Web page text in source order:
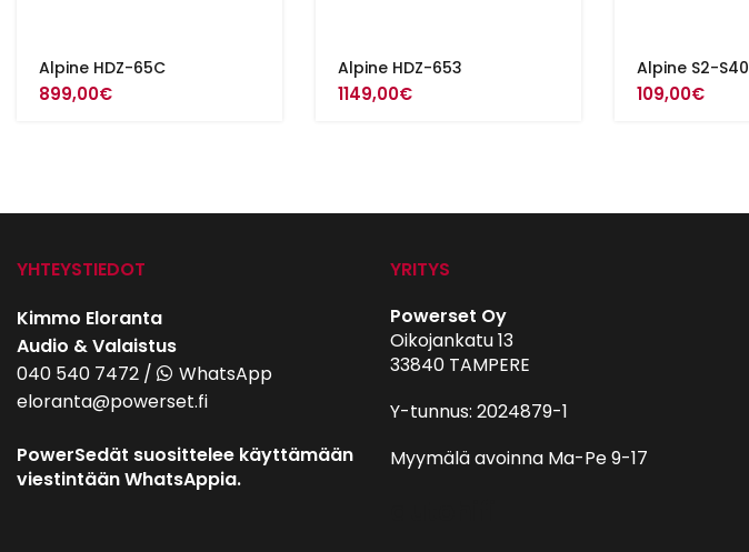
Alpine HDZ-65C
899,00€
Alpine HDZ-653
1149,00€
Alpine S2-S40
109,00€
YHTEYSTIEDOT
Kimmo Eloranta
Audio & Valaistus
040 540 7472 /
WhatsApp
eloranta@powerset.fi
PowerSedät suosittelee käyttämään
viestintään WhatsAppia.
YRITYS
Powerset Oy
Oikojankatu 13
33840 TAMPERE
Y-tunnus: 2024879-1
Myymälä avoinna Ma-Pe 9-17